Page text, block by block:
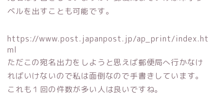
ベルを出すことも可能です。
https://www.post.japanpost.jp/ap_print/index.ht
ml
ただこの宛名出力をしようと思えば郵便局へ行かなけ
ればいけないので私は面倒なので手書きしています。
これも１回の件数が多い人は良いですね。